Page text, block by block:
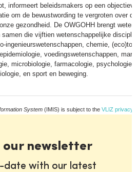
informeert beleidsmakers op een
om de bewustwording te vergroten over
gezondheid. De OWGOHH brengt
samen die vijftien wetenschappelijke
ingenieurswetenschappen, chemie,
voedingswetenschappen,
microbiologie, farmacologie, psychologie,
en sport en beweging.
System (IMIS) is subject to the VLIZ privacy
our newsletter
date with our latest